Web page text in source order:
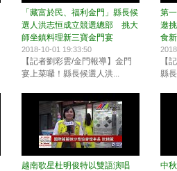
「藏富於民、福利金門」縣長候
選人洪志恒成立競選總部 挑大
師坐鎮料理新三寶金門宴
2018-10-01 19:33:50
【記者劉彩雲/金門報導】金門
宴上菜囉！縣長候選人洪...
第
邀
食
【
縣
越南歌星杜明俊特以雙語演唱
中